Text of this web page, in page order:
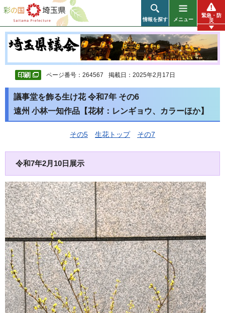
彩の国 埼玉県
情報を探す メニュー
緊急・防
災
ページ番号：264567 掲載日：2025年2月17日
議事堂を飾る生け花 令和7年 その6
遠州 小林一知作品【花材：レンギョウ、カラーほか】
その5 生花トップ その7
令和7年2月10日展示